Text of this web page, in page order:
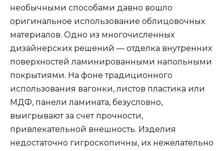
необычными способами давно вошло
оригинальное использование облицовочных
материалов. Одно из многочисленных
дизайнерских решений — отделка внутренних
поверхностей ламинированными напольными
покрытиями. На фоне традиционного
использования вагонки, листов пластика или
МДФ, панели ламината, безусловно,
выигрывают за счет прочности,
привлекательной внешность. Изделия
недостаточно гигроскопичны, их нежелательно